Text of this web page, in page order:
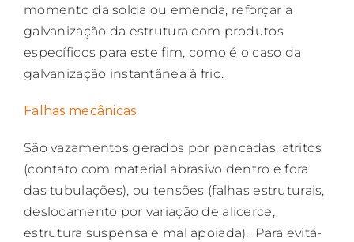
momento da solda ou emenda, reforçar a
galvanização da estrutura com produtos
específicos para este fim, como é o caso da
galvanização instantânea à frio.
Falhas mecânicas
São vazamentos gerados por pancadas, atritos
(contato com material abrasivo dentro e fora
das tubulações), ou tensões (falhas estruturais,
deslocamento por variação de alicerce,
estrutura suspensa e mal apoiada). Para evitá-